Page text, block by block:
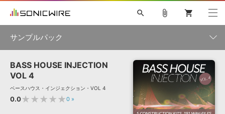
ソフト音源 »
プラグイン・エフェクト »
search
初音ミク NT 鏡音リン・レン V4X 巡音ルカ V4X
MEIKO V3
KAITO V3
SPITFIRE AUDIO
VIENNA
EZ DRUMMER 3
ライセンスフリーBGM
ボーカル抜き出し
DUBSTEP
attach_file shopping_cart
サンプルパック
製品一覧
BASS HOUSE INJECTION
VOL 4
ベースハウス・インジェクション・VOL 4
0.0★★★★★0 »